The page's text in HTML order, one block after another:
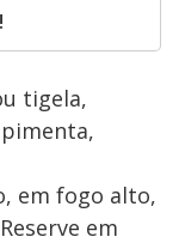
tigela,
em fogo alto,
em